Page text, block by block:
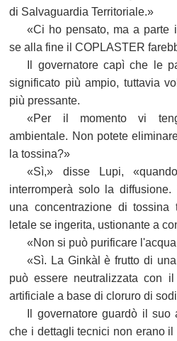
di Salvaguardia Territoriale.»
«Ci ho pensato, ma a parte
se alla fine il COPLASTER
Il governatore capì che le
significato più ampio, tuttavia
più pressante.
«Per il momento vi
ambientale. Non potete
la tossina?»
«Sì,» disse Lupi,
interromperà solo la
una concentrazione di tossina
letale se ingerita, ustionante a
«Non si può purificare
«Sì. La Ginkàl è frutto di
può essere neutralizzata con
artificiale a base di cloruro di
Il governatore guardò il
che i dettagli tecnici non erano